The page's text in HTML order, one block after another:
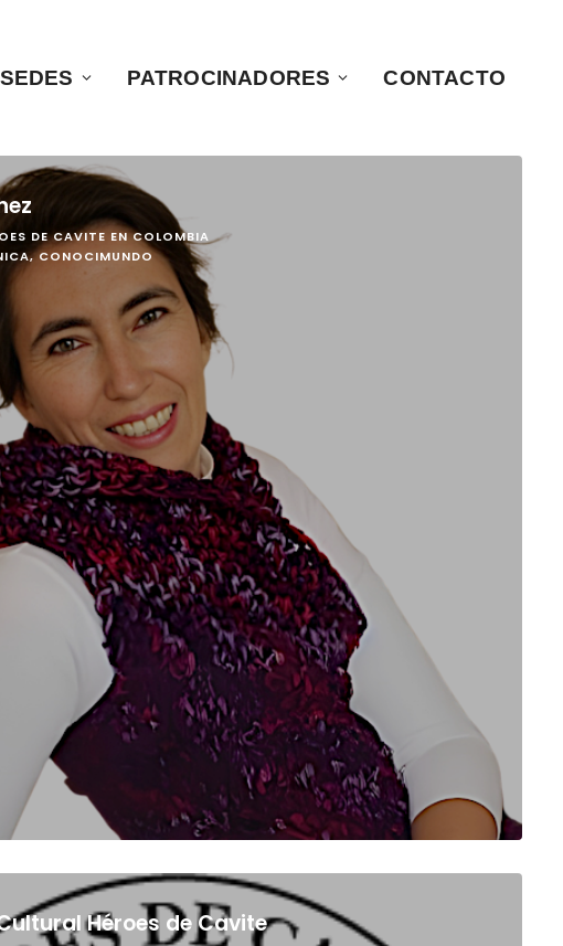
SEDES PATROCINADORES CONTACTO
DE CAVITE EN COLOMBIA
CONOCIMUNDO
Héroes de Cavite